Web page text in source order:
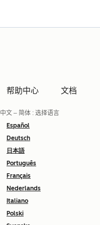
帮助中心 文档
中文 – 简体 : 选择语言
Español
Deutsch
日本語
Português
Français
Nederlands
Italiano
Polski